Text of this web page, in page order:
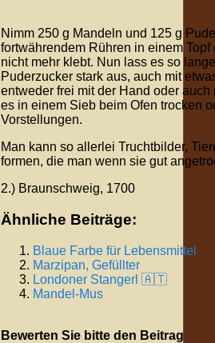
Nimm 250 g Mandeln und 125 g
fortwährendem Rühren in einem
nicht mehr klebt. Nun lass es so
Puderzucker stark aus, auch mit
entweder frei mit der Hand oder
es in einem Sieb beim Ofen trocken
Vorstellungen.
Man kann so allerlei Truchtbilder,
formen, die man wenn sie gut
2.) Braunschweig, 1700
Ähnliche Beiträge:
Blaue Farbe für Lebensmittel
Marzipan, Gefüllter
Londoner Stangerl 🇦🇹
Mandel-Mus
Bewerten Sie bitte den Beitrag